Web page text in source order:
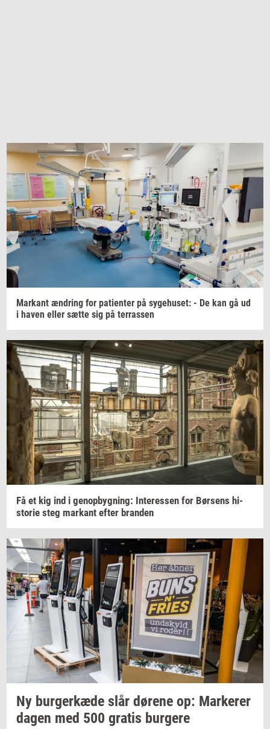
Mar­kant æn­dring for pa­tien­ter på sy­ge­hu­set: - De kan gå ud
i haven eller sætte sig på ter­ras­sen
Få et kig ind i genop­byg­ning: In­ter­es­sen for Bør­sens hi­
sto­rie steg mar­kant efter bran­den
Ny bur­ger­kæ­de slår dø­re­ne op: Mar­ke­rer
dagen med 500 gra­tis bur­ge­re